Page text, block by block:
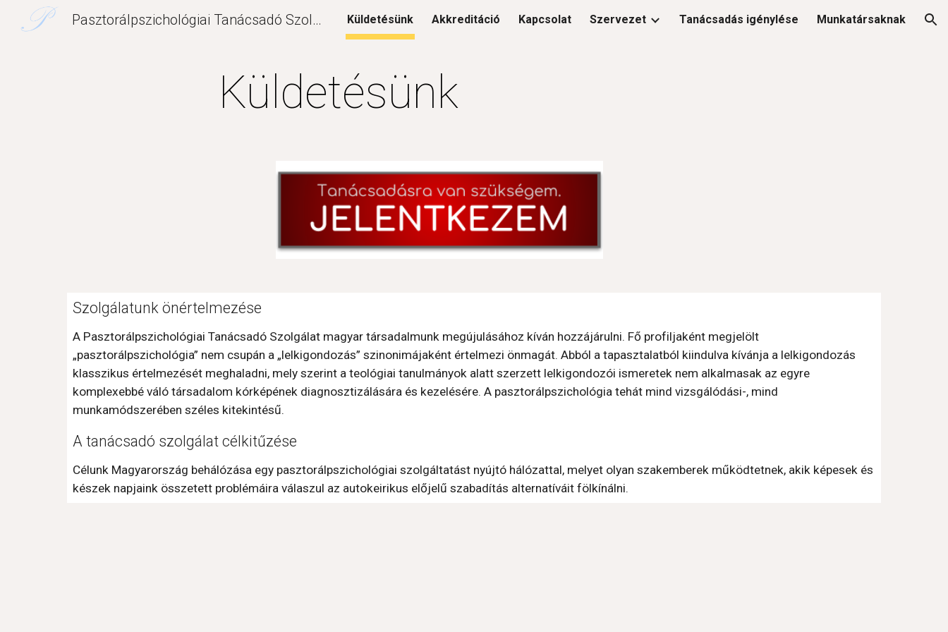
Skip to main content Skip to navigation
Pasztorálpszichológiai Tanácsadó Szolgálat Küldetésünk Akkreditáció Kapcsolat Szervezet Tanácsadás igénylése Munkatársaknak
Küldetésünk
Szolgálatunk önértelmezése
A Pasztorálpszichológiai Tanácsadó Szolgálat magyar társadalmunk megújulásához kíván hozzájárulni. Fő profiljaként megjelölt
„pasztorálpszichológia” nem csupán a „lelkigondozás” szinonimájaként értelmezi önmagát. Abból a tapasztalatból kiindulva kívánja a lelkigondozás
klasszikus értelmezését meghaladni, mely szerint a teológiai tanulmányok alatt szerzett lelkigondozói ismeretek nem alkalmasak az egyre
komplexebbé váló társadalom kórképének diagnosztizálására és kezelésére. A pasztorálpszichológia tehát mind vizsgálódási-, mind
munkamódszerében széles kitekintésű.
A tanácsadó szolgálat célkitűzése
Célunk Magyarország behálózása egy pasztorálpszichológiai szolgáltatást nyújtó hálózattal, melyet olyan szakemberek működtetnek, akik képesek és
készek napjaink összetett problémáira válaszul az autokeirikus előjelű szabadítás alternatíváit fölkínálni.